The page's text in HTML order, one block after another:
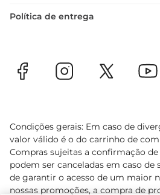
Política de entrega
Condições gerais: Em caso de
valor válido é o do carrinho de
Compras sujeitas a confirmação
podem ser canceladas em caso de
de garantir o acesso de um maior
nossas promoções, a compra de